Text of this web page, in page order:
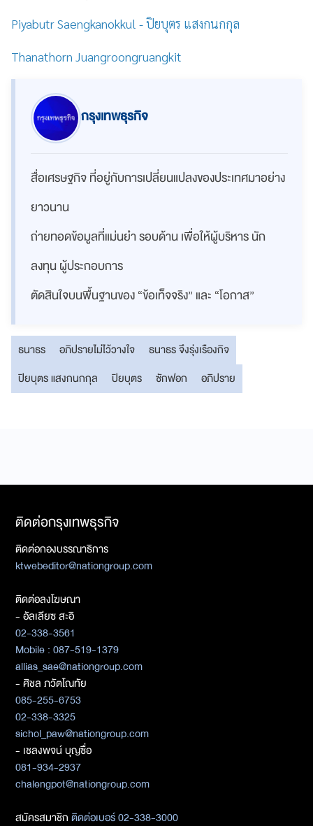
Piyabutr Saengkanokkul - ปิยบุตร แสงกนกกุล
Thanathorn Juangroongruangkit
กรุงเทพธุรกิจ
สื่อเศรษฐกิจ ที่อยู่กับการเปลี่ยนแปลงของประเทศมาอย่าง
ยาวนาน
ถ่ายทอดข้อมูลที่แม่นยำ รอบด้าน เพื่อให้ผู้บริหาร นัก
ลงทุน ผู้ประกอบการ
ตัดสินใจบนพื้นฐานของ “ข้อเท็จจริง” และ “โอกาส”
ธนาธร อภิปรายไม่ไว้วางใจ
ธนาธร จึงรุ่งเรืองกิจ
ปิยบุตร แสงกนกกุล
ปิยบุตร ซักฟอก อภิปราย
ติดต่อกรุงเทพธุรกิจ
ติดต่อกองบรรณาธิการ
ktwebeditor@nationgroup.com
ติดต่อลงโฆษณา
- อัลเลียซ สะอิ
02-338-3561
Mobile : 087-519-1379
allias_sae@nationgroup.com
- ศิชล ภวัตโณทัย
085-255-6753
02-338-3325
sichol_paw@nationgroup.com
- เชลงพจน์ บุญซื่อ
081-934-2937
chalengpot@nationgroup.com
สมัครสมาชิกติดต่อเบอร์ 02-338-3000